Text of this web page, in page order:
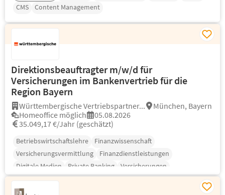
CMS
Content Management
Direktionsbeauftragter m/w/d für
Versicherungen im Bankenvertrieb für die
Region Bayern
Württembergische Vertriebspartner...
München, Bayern
Homeoffice möglich
05.08.2026
35.049,17 €/Jahr (geschätzt)
Betriebswirtschaftslehre
Finanzwissenschaft
Versicherungsvermittlung
Finanzdienstleistungen
Digitale Medien
Private Banking Versicherungen